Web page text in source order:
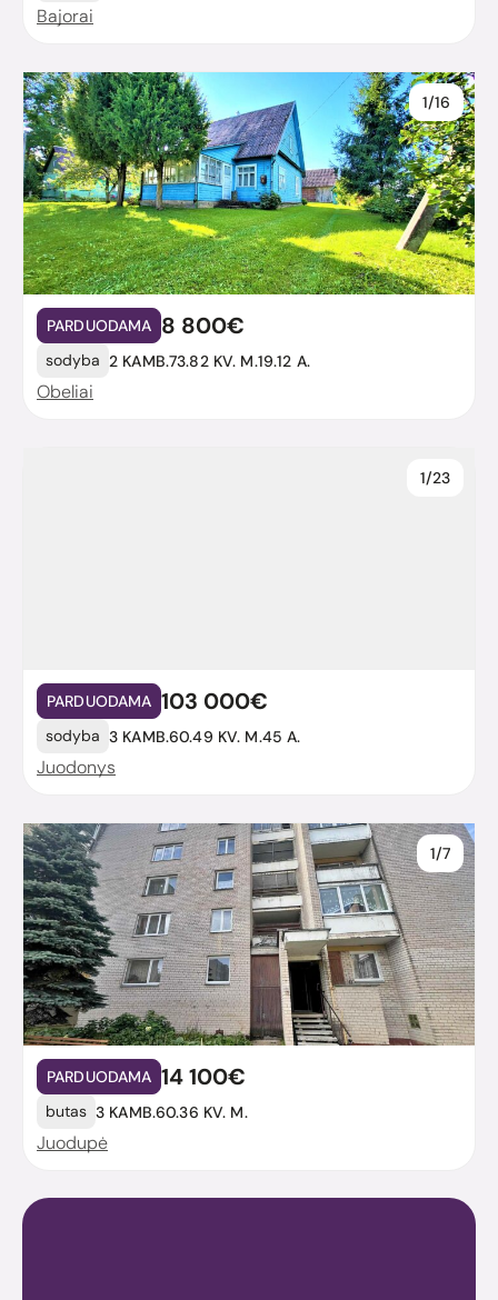
Bajorai
1/16
PARDUODAMA 8 800€
sodyba 2 KAMB.73.82 KV. M.19.12 A.
Obeliai
1/23
PARDUODAMA 103 000€
sodyba 3 KAMB.60.49 KV. M.45 A.
Juodonys
1/7
PARDUODAMA 14 100€
butas 3 KAMB.60.36 KV. M.
Juodupė